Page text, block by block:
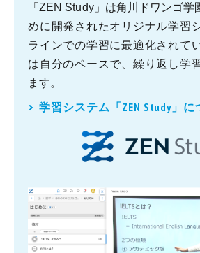
「ZEN Study」は角川ドワンゴ学
めに開発されたオリジナル学習
ラインでの学習に最適化されて
は自分のペースで、繰り返し学
ます。
学習システム「ZEN Study」に